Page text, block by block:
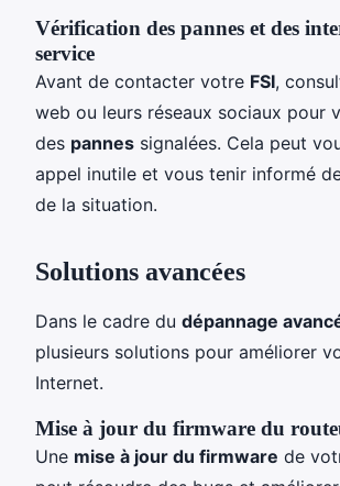
Vérification des pannes et des
service
Avant de contacter votre FSI,
web ou leurs réseaux sociaux pour
des pannes signalées. Cela peut
appel inutile et vous tenir informé
de la situation.
Solutions avancées
Dans le cadre du dépannage
plusieurs solutions pour améliorer
Internet.
Mise à jour du firmware du
Une mise à jour du firmware de